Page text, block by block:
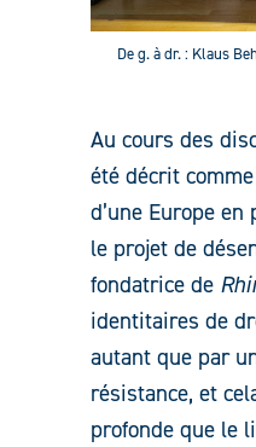
De g. à dr. : Klaus
Au cours des
été décrit
d’une Europe
le projet de
fondatrice de
identitaires de
autant que par
résistance, et
profonde que le